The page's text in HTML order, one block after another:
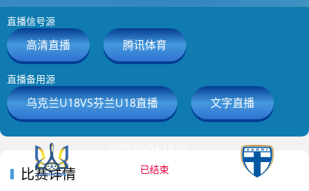
已结束
直播信号源
高清直播 腾讯体育
直播备用源
乌克兰U18VS芬兰U18直播 文字直播
比赛详情